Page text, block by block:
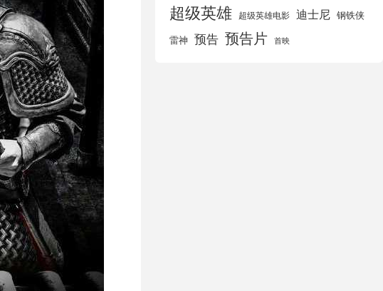
超级英雄 超级英雄电影 迪士尼 钢铁侠
雷神 预告 预告片 首映